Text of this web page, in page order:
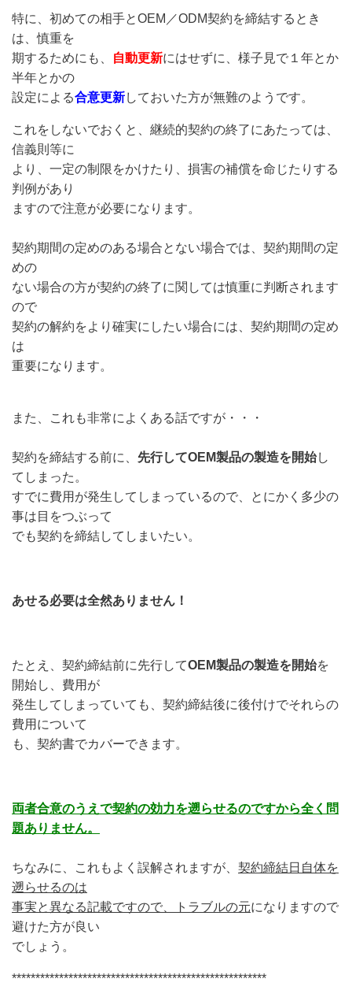
特に、 初めての相手とOEM／ODM契約を締結するとき
は、慎重を
期するためにも、 自動更新にはせずに、様子見で１年とか
半年とかの
設定による合意更新しておいた方が無難のようです。
これをしないでおくと、継続的契約の終了にあたっては、
信義則等に
より、一定の制限をかけたり、損害の補償を命じたりする
判例があり
ますので注意が必要になります。
契約期間の定めのある場合とない場合では、契約期間の定
めの
ない場合の方が契約の終了に関しては慎重に判断されます
ので
契約の解約をより確実にしたい場合には、契約期間の定め
は
重要になります。
また、これも非常によくある話ですが・・・
契約を締結する前に、 先行してOEM製品の製造を開始し
てしまった。
すでに費用が発生してしまっているので、とにかく多少の
事は目をつぶって
でも契約を締結してしまいたい。
あせる必要は全然ありません！
たとえ、契約締結前に先行してOEM製品の製造を開始を
開始し、費用が
発生してしまっていても、契約締結後に後付けでそれらの
費用について
も、契約書でカバーできます。
両者合意のうえで契約の効力を遡らせるのですから全く問
題ありません。
ちなみに、これもよく誤解されますが、 契約締結日自体を
遡らせるのは
事実と異なる記載ですので、トラブルの元になりますので
避けた方が良い
でしょう。
******************************************************